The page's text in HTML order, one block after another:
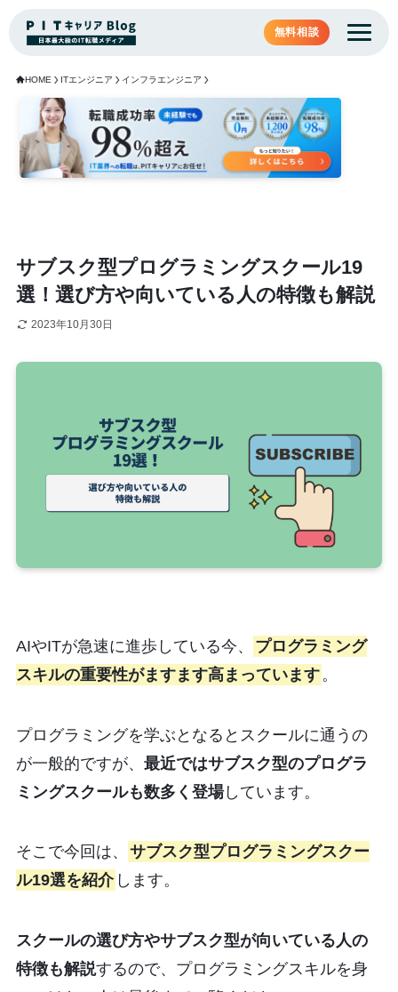
無料相談
HOME ITエンジニア インフラエンジニア
サブスク型プログラミングスクール19
選！選び方や向いている人の特徴も解説
2023年10月30日
AIやITが急速に進歩している今、
プログラミング
スキルの重要性がますます高まっています 。
プログラミングを学ぶとなるとスクールに通うの
が一般的ですが、 最近ではサブスク型のプログラ
ミングスクールも数多く登場しています。
そこで今回は、
サブスク型プログラミングスクー
ル19選を紹介 します。
スクールの選び方やサブスク型が向いている人の
特徴も解説するので、プログラミングスキルを身